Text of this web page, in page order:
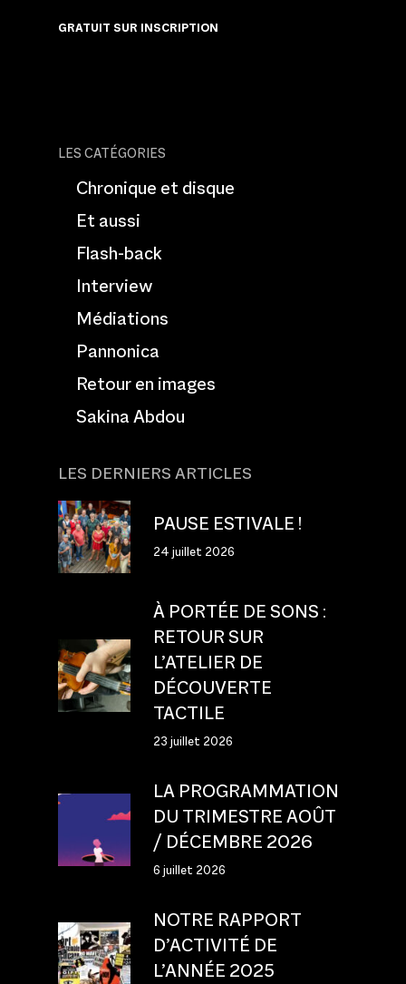
GRATUIT SUR INSCRIPTION
LES CATÉGORIES
Chronique et disque
Et aussi
Flash-back
Interview
Médiations
Pannonica
Retour en images
Sakina Abdou
LES DERNIERS ARTICLES
PAUSE ESTIVALE !
24 juillet 2026
À PORTÉE DE SONS :
RETOUR SUR
L’ATELIER DE
DÉCOUVERTE
TACTILE
23 juillet 2026
LA PROGRAMMATION
DU TRIMESTRE AOÛT
/ DÉCEMBRE 2026
6 juillet 2026
NOTRE RAPPORT
D’ACTIVITÉ DE
L’ANNÉE 2025